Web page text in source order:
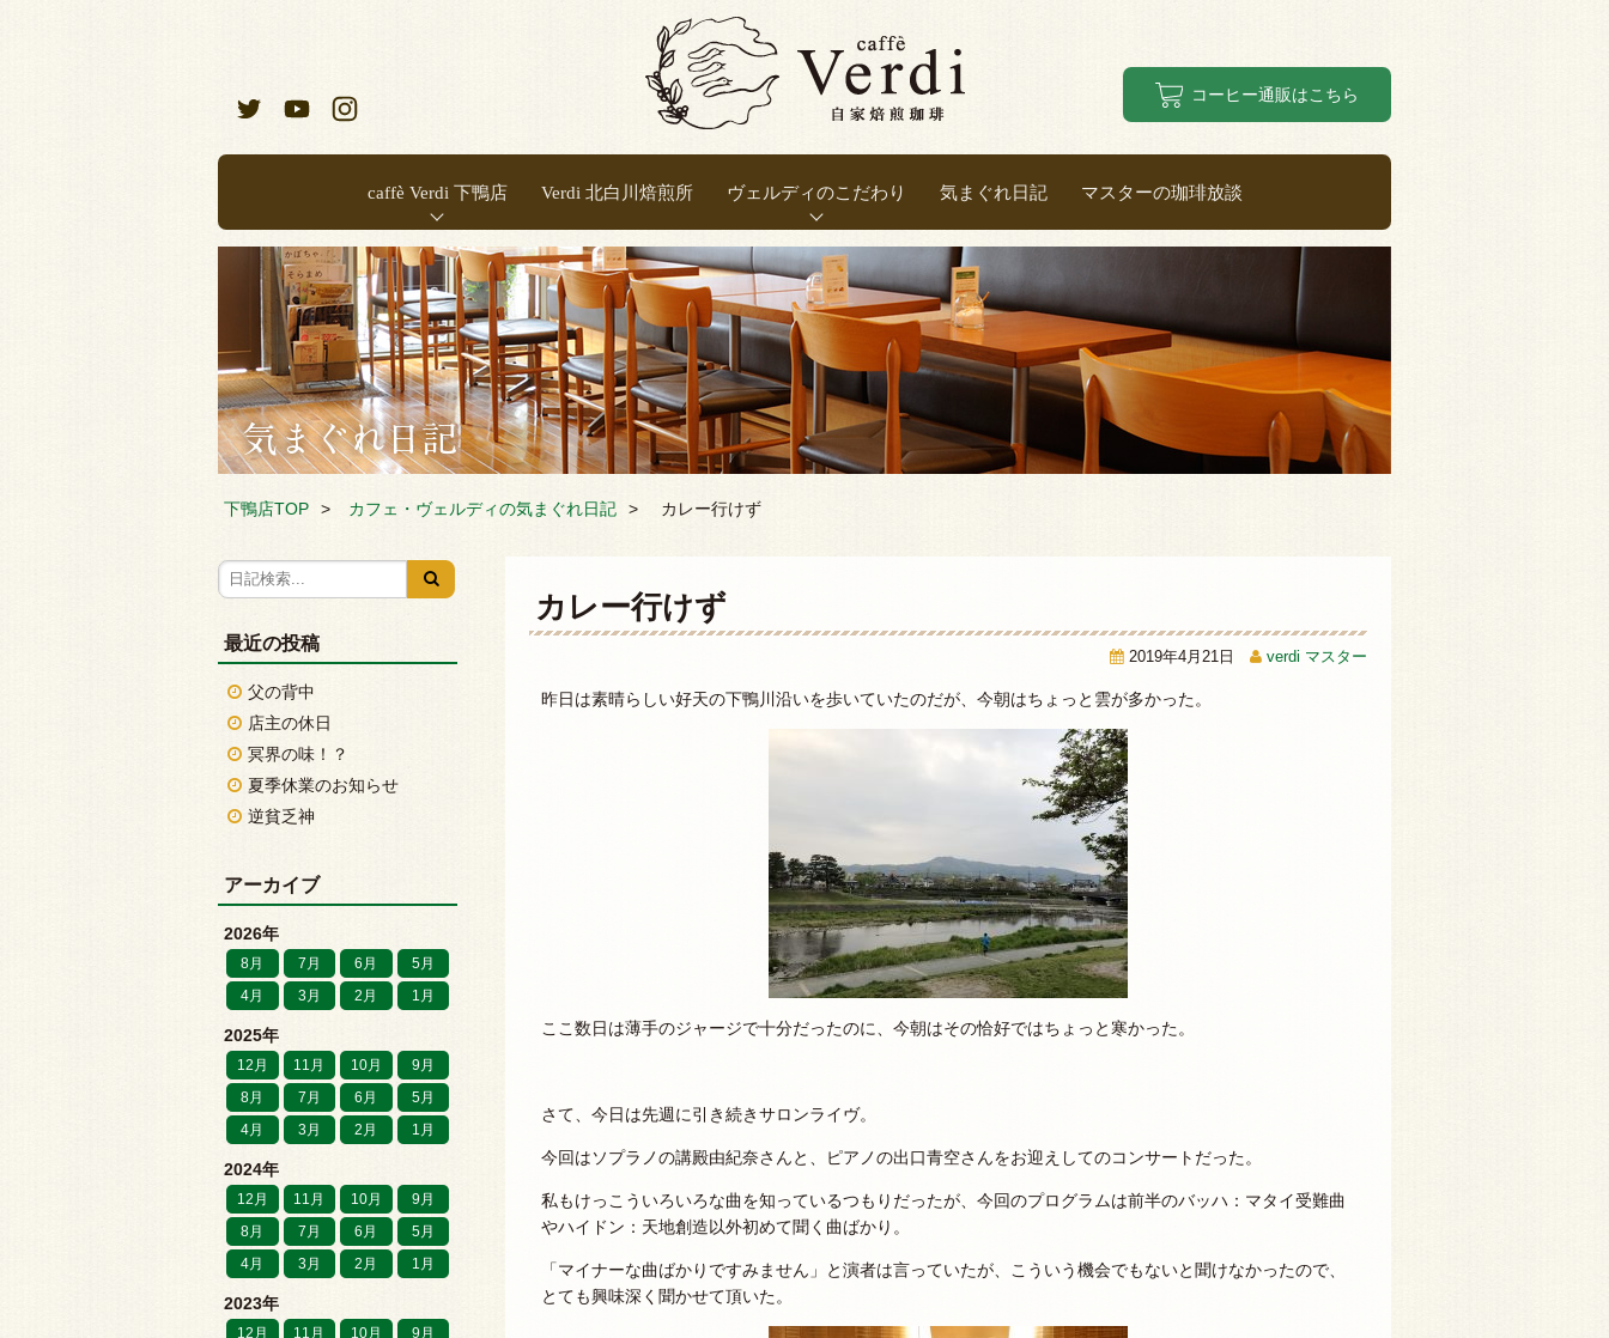
コーヒー通販はこちら
caffè Verdi 下鴨店 Verdi 北白川焙煎所 ヴェルディのこだわり 気まぐれ日記 マスターの珈琲放談
下鴨店TOP カフェ・ヴェルディの気まぐれ日記 カレー行けず
カレー行けず
2019年4月21日 verdi マスター
昨日は素晴らしい好天の下鴨川沿いを歩いていたのだが、今朝はちょっと雲が多かった。
ここ数日は薄手のジャージで十分だったのに、今朝はその恰好ではちょっと寒かった。
さて、今日は先週に引き続きサロンライヴ。
今回はソプラノの講殿由紀奈さんと、ピアノの出口青空さんをお迎えしてのコンサートだった。
私もけっこういろいろな曲を知っているつもりだったが、今回のプログラムは前半のバッハ：マタイ受難曲
やハイドン：天地創造以外初めて聞く曲ばかり。
「マイナーな曲ばかりですみません」と演者は言っていたが、こういう機会でもないと聞けなかったので、
とても興味深く聞かせて頂いた。
最近の投稿
父の背中
店主の休日
冥界の味！？
夏季休業のお知らせ
逆貧乏神
アーカイブ
2026年
8月 7月 6月
5月
4月
3月 2月 1月
2025年
12月 11月 10月
9月
8月
7月 6月
5月
4月
3月 2月 1月
2024年
12月 11月 10月
9月
8月
7月 6月
5月
4月
3月 2月 1月
2023年
12月 11月 10月
9月